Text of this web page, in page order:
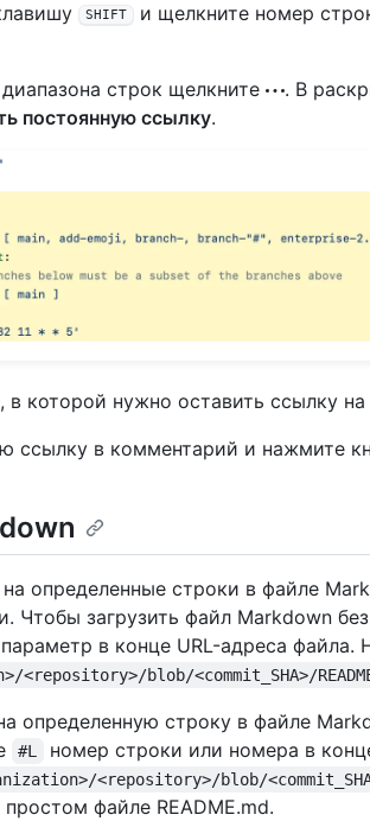
SHIFT
и щелкните номер
строк щелкните
. В
постоянную ссылку.
в которой нужно оставить ссылку
ссылку в комментарий и нажмите
определенные строки в файле
Чтобы загрузить файл Markdown
параметр в конце URL-адреса файла.
blob/<commit_SHA>/
определенную строку в файле
#L
номер строки или номера в
<repository>/blob/
файле README.md.